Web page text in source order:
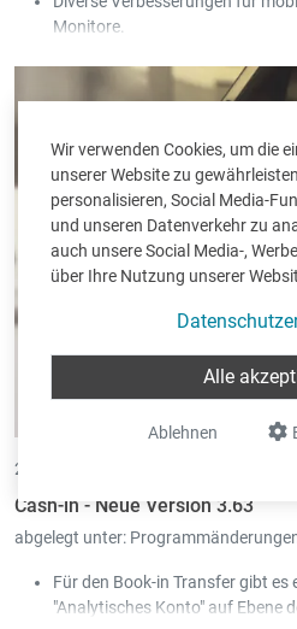
Wir verwenden Cookies, um die
unserer Website zu
personalisieren, Social Media-
und unseren Datenverkehr zu
auch unsere Social Media-,
über Ihre Nutzung unserer
Ablehnen
Alle
Monitore.
Dokumente noch offen und
24.03.2025 •
Cash-in - Neue Version 3.63
abgelegt unter:
Für den Book-in Transfer gibt es
"Analytisches Konto" auf Ebene